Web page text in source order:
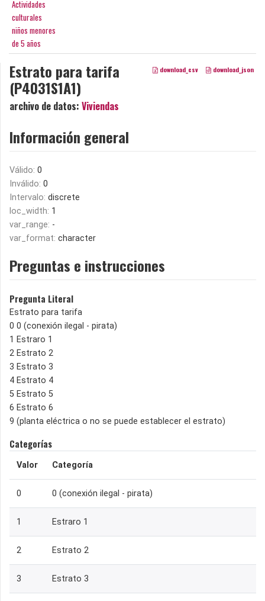
Actividades
culturales
niños menores
de 5 años
download_csv download_json
Estrato para tarifa
(P4031S1A1)
archivo de datos: Viviendas
Información general
Válido: 0
Inválido: 0
Intervalo: discrete
loc_width: 1
var_range: -
var_format: character
Preguntas e instrucciones
Pregunta Literal
Estrato para tarifa
0 0 (conexión ilegal - pirata)
1 Estraro 1
2 Estrato 2
3 Estrato 3
4 Estrato 4
5 Estrato 5
6 Estrato 6
9 (planta eléctrica o no se puede establecer el estrato)
Categorías
Valor Categoría
0 0 (conexión ilegal - pirata)
1 Estraro 1
2 Estrato 2
3 Estrato 3